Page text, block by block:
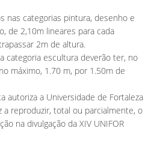
nas categorias pintura, desenho e
de 2,10m lineares para cada
2m de altura.
categoria escultura deverão ter, no
máximo, 1.70 m, por 1.50m de
autoriza a Universidade de Fortaleza
a reproduzir, total ou parcialmente, o
na divulgação da XIV UNIFOR